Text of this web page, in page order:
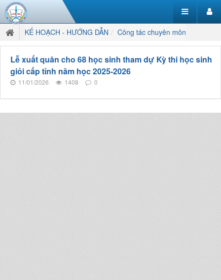
KẾ HOẠCH - HƯỚNG DẪN Công tác chuyên môn
Lễ xuất quân cho 68 học sinh tham dự Kỳ thi học sinh
giỏi cấp tỉnh năm học 2025-2026
11/01/2026 1408 0